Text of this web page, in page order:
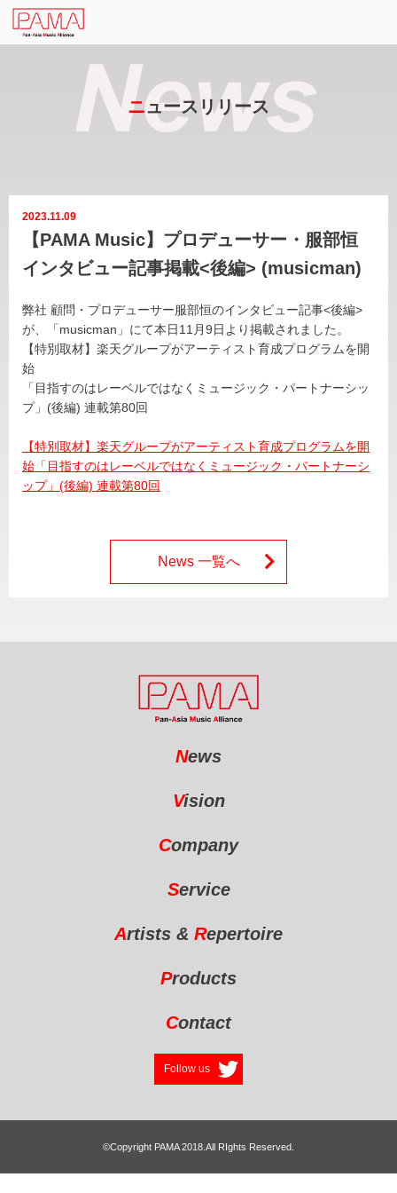
ニュースリリース
2023.11.09
【PAMA Music】プロデューサー・服部恒
インタビュー記事掲載<後編> (musicman)
弊社 顧問・プロデューサー服部恒のインタビュー記事<後編>
が、「musicman」にて本日11月9日より掲載されました。
【特別取材】楽天グループがアーティスト育成プログラムを開
始
「目指すのはレーベルではなくミュージック・パートナーシッ
プ」(後編) 連載第80回
【特別取材】楽天グループがアーティスト育成プログラムを開
始「目指すのはレーベルではなくミュージック・パートナーシ
ップ」(後編) 連載第80回
News 一覧へ
News
Vision
Company
Service
Artists & Repertoire
Products
Contact
Follow us
©︎Copyright PAMA 2018.All RIghts Reserved.